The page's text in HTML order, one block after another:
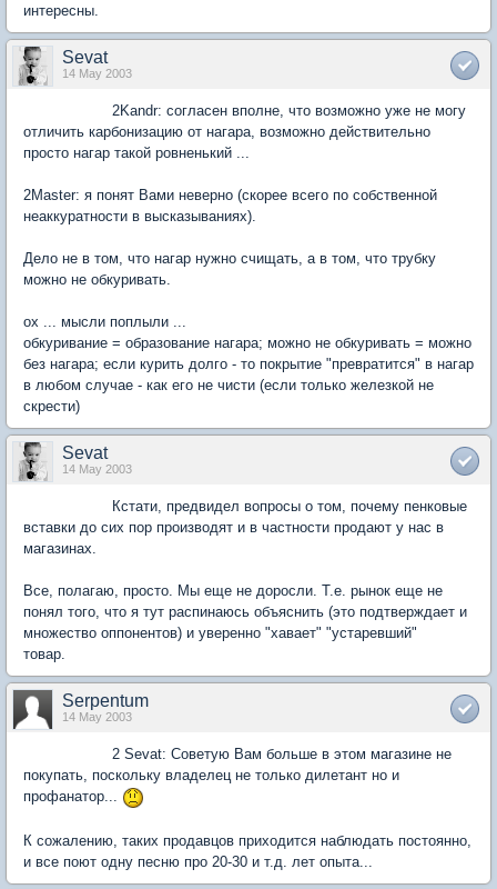
интересны.
Sevat
14 May 2003
2Kandr: согласен вполне, что возможно уже не могу
отличить карбонизацию от нагара, возможно действительно
просто нагар такой ровненький ...
2Master: я понят Вами неверно (скорее всего по собственной
неаккуратности в высказываниях).
Дело не в том, что нагар нужно счищать, а в том, что трубку
можно не обкуривать.
ох ... мысли поплыли ...
обкуривание = образование нагара; можно не обкуривать = можно
без нагара; если курить долго - то покрытие "превратится" в нагар
в любом случае - как его не чисти (если только железкой не
скрести)
Sevat
14 May 2003
Кстати, предвидел вопросы о том, почему пенковые
вставки до сих пор производят и в частности продают у нас в
магазинах.
Все, полагаю, просто. Мы еще не доросли. Т.е. рынок еще не
понял того, что я тут распинаюсь объяснить (это подтверждает и
множество оппонентов) и уверенно "хавает" "устаревший"
товар.
Serpentum
14 May 2003
2 Sevat: Советую Вам больше в этом магазине не
покупать, поскольку владелец не только дилетант но и
профанатор...
К сожалению, таких продавцов приходится наблюдать постоянно,
и все поют одну песню про 20-30 и т.д. лет опыта...